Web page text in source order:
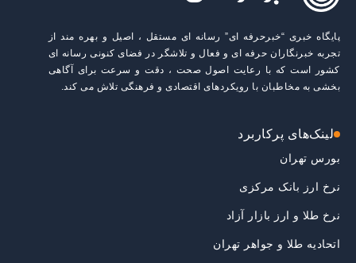
پایگاه خبری “خبرحرفه ای” رسانه ای مستقل ، اصیل و بهره مند از
تجربه خبرنگاران حرفه ای و فعال و تلاشگر در فضای کنونی رسانه ای
کشور است که با رعایت اصول صحت ، دقت و سرعت برای آگاهی
بخشی به مخاطبان با رویکردهای اقتصادی و فرهنگی تلاش می کند.
لینک‌های پرکاربرد
بورس تهران
نرخ ارز بانک مرکزی
نرخ طلا و ارز بازار آزاد
اتحادیه طلا و جواهر تهران